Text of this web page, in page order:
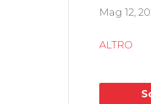
Mag 12,
ALTRO